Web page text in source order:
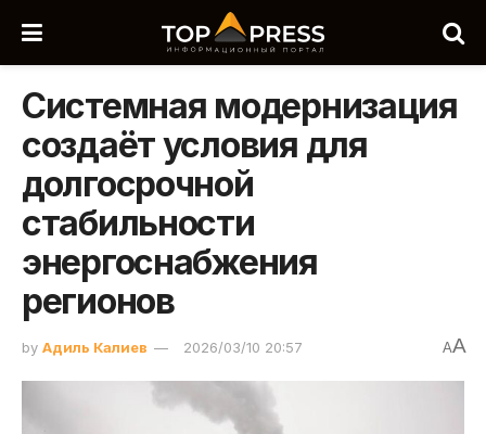
Системная модернизация
создаёт условия для
долгосрочной
стабильности
энергоснабжения
регионов
by Адиль Калиев 2026/03/10 20:57 AA